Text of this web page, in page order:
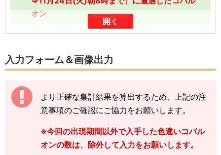
オン
数は、数字を直接入力、または「-」や「+」を
数字は、前回の入力内容に追加分を加算する形
【例】
途中結果が3匹→まずは「3」で送信
その後の結果が2匹→前回入力した「3」に「+
2」して「5」で送信
開く
入力フォーム＆画像出力
より正確な集計結果を算出するため、上記の注
意事項のご確認にご協力をお願いします。
※今回の出現期間以外で入手した色違いコバル
オンの数は、除外して入力をお願いします。